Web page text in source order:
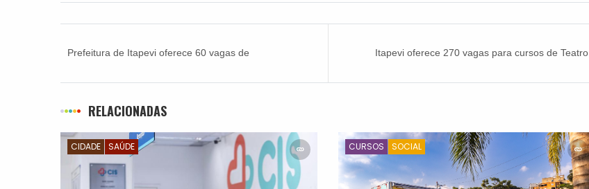
Prefeitura de Itapevi oferece 60 vagas de
Itapevi oferece 270 vagas para cursos de Teatro
RELACIONADAS
CIDADE SAÚDE CURSOS SOCIAL